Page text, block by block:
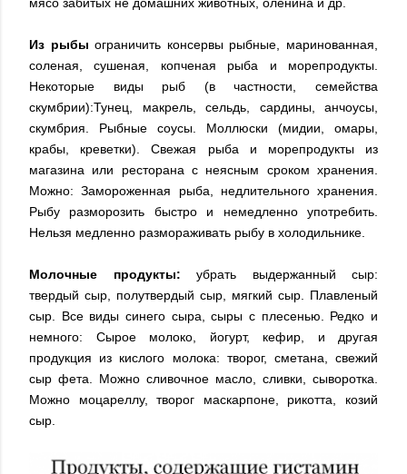
Из рыбы ограничить консервы рыбные, маринованная,
соленая, сушеная, копченая рыба и морепродукты.
Некоторые виды рыб (в частности, семейства
скумбрии):Тунец, макрель, сельдь, сардины, анчоусы,
скумбрия. Рыбные соусы. Моллюски (мидии, омары,
крабы, креветки). Свежая рыба и морепродукты из
магазина или ресторана с неясным сроком хранения.
Можно: Замороженная рыба, недлительного хранения.
Рыбу разморозить быстро и немедленно употребить.
Нельзя медленно размораживать рыбу в холодильнике.
Молочные продукты: убрать выдержанный сыр:
твердый сыр, полутвердый сыр, мягкий сыр. Плавленый
сыр. Все виды синего сыра, сыры с плесенью. Редко и
немного: Сырое молоко, йогурт, кефир, и другая
продукция из кислого молока: творог, сметана, свежий
сыр фета. Можно сливочное масло, сливки, сыворотка.
Можно моцареллу, творог маскарпоне, рикотта, козий
сыр.